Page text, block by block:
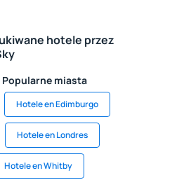
hotele przez
Popularne miasta
Hotele en Edimburgo
Hotele en Londres
Hotele en Whitby